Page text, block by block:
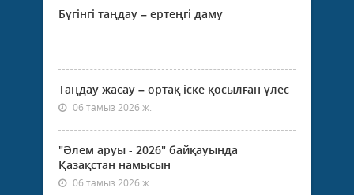
Бүгінгі таңдау – ертеңгі даму
Таңдау жасау – ортақ іске қосылған үлес
06 тамыз 2026 ж.
"Әлем аруы - 2026" байқауында
Қазақстан намысын
06 тамыз 2026 ж.